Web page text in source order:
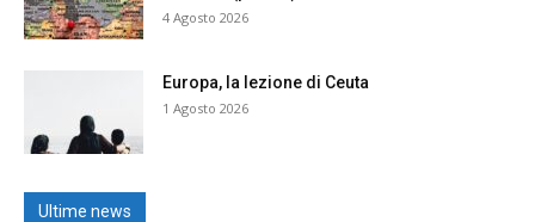
4 Agosto 2026
Europa, la lezione di Ceuta
1 Agosto 2026
Ultime news